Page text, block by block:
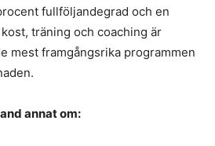
fullföljandegrad och en
träning och coaching är
mest framgångsrika programmen
annat om: